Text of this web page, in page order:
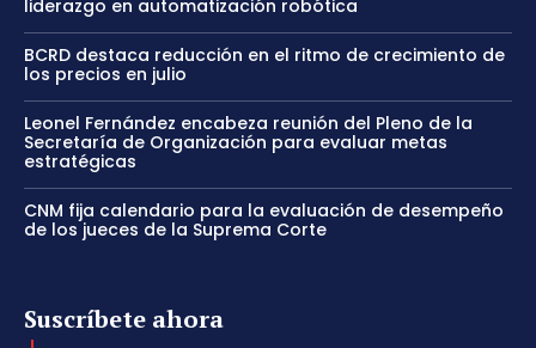
liderazgo en automatización robótica
BCRD destaca reducción en el ritmo de crecimiento de
los precios en julio
Leonel Fernández encabeza reunión del Pleno de la
Secretaría de Organización para evaluar metas
estratégicas
CNM fija calendario para la evaluación de desempeño
de los jueces de la Suprema Corte
Suscríbete ahora